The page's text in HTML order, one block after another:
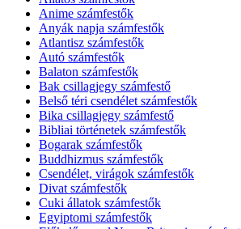
Anime számfestők
Anyák napja számfestők
Atlantisz számfestők
Autó számfestők
Balaton számfestők
Bak csillagjegy számfestő
Belső téri csendélet számfestők
Bika csillagjegy számfestő
Bibliai történetek számfestők
Bogarak számfestők
Buddhizmus számfestők
Csendélet, virágok számfestők
Divat számfestők
Cuki állatok számfestők
Egyiptomi számfestők